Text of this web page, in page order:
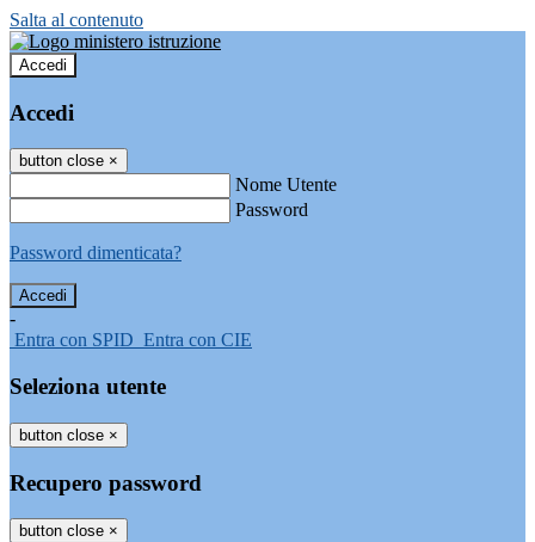
Salta al contenuto
Accedi
Accedi
button close ×
Nome Utente
Password
Password dimenticata?
-
Entra con SPID Entra con CIE
Seleziona utente
button close ×
Recupero password
button close ×